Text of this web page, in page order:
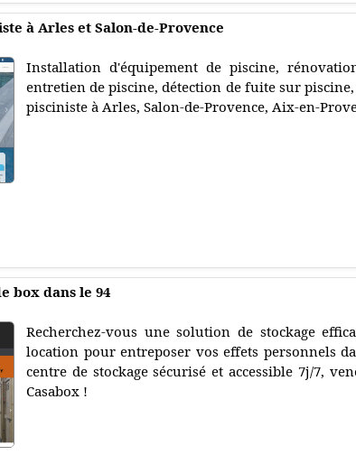
à Arles et Salon-de-Provence
Installation d'équipement de piscine,
entretien de piscine, détection de fuite sur
pisciniste à Arles, Salon-de-Provence, Aix-en-
box dans le 94
Recherchez-vous une solution de stockage
location pour entreposer vos effets personnels
centre de stockage sécurisé et accessible 7j/7,
Casabox !